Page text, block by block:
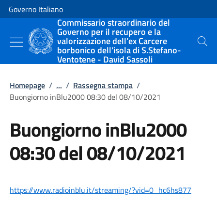
Vai al contenuto
Vai alla navigazione del sito
Governo Italiano
Commissario straordinario del
Governo per il recupero e la
valorizzazione dell’ex Carcere
borbonico dell’isola di S.Stefano-
Ventotene - David Sassoli
Cerca
Homepage / ... / Rassegna stampa /
Buongiorno inBlu2000 08:30 del 08/10/2021
Buongiorno inBlu2000
08:30 del 08/10/2021
https://www.radioinblu.it/streaming/?vid=0_hc6hs877